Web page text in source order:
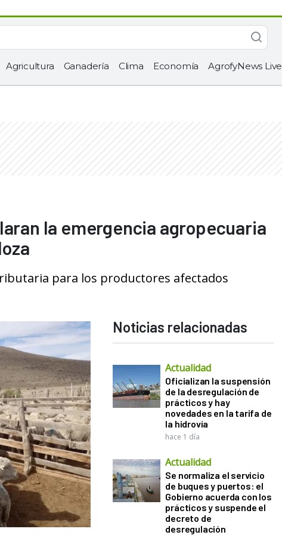
Agricultura Ganadería Clima Economía AgrofyNews Live
la emergencia agropecuaria
para los productores afectados
Noticias relacionadas
Actualidad
Oficializan la suspensión
de la desregulación de
prácticos y hay
novedades en la tarifa de
la hidrovía
hace 1 día
Actualidad
Se normaliza el servicio
de buques y puertos: el
Gobierno acuerda con los
prácticos y suspende el
decreto de
desregulación